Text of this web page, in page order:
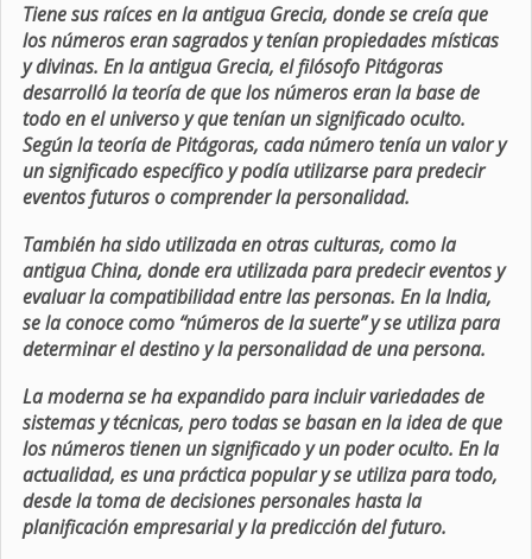
Tiene sus raíces en la antigua Grecia, donde se creía que
los números eran sagrados y tenían propiedades místicas
y divinas. En la antigua Grecia, el filósofo Pitágoras
desarrolló la teoría de que los números eran la base de
todo en el universo y que tenían un significado oculto.
Según la teoría de Pitágoras, cada número tenía un valor y
un significado específico y podía utilizarse para predecir
eventos futuros o comprender la personalidad.
También ha sido utilizada en otras culturas, como la
antigua China, donde era utilizada para predecir eventos y
evaluar la compatibilidad entre las personas. En la India,
se la conoce como “números de la suerte” y se utiliza para
determinar el destino y la personalidad de una persona.
La moderna se ha expandido para incluir variedades de
sistemas y técnicas, pero todas se basan en la idea de que
los números tienen un significado y un poder oculto. En la
actualidad, es una práctica popular y se utiliza para todo,
desde la toma de decisiones personales hasta la
planificación empresarial y la predicción del futuro.